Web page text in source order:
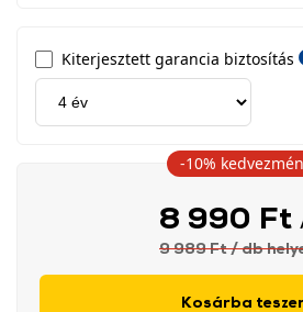
Kiterjesztett garancia biztosítás
8 990 Ft
9 989 Ft/ db
Kosárba
-10%